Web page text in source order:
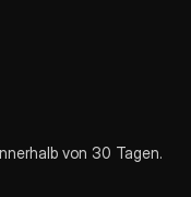
von 30 Tagen.